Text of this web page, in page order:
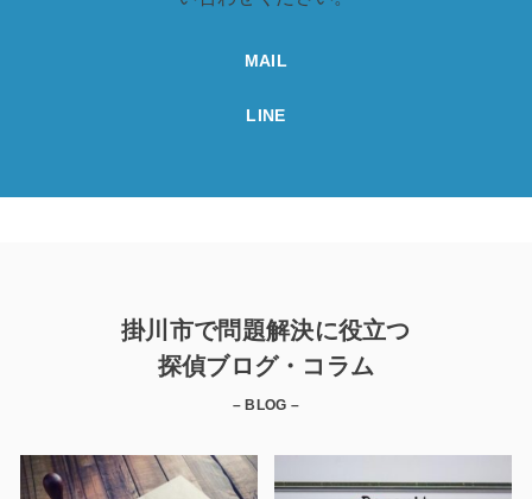
MAIL
LINE
掛川市で問題解決に役立つ
探偵ブログ・コラム
– BLOG –